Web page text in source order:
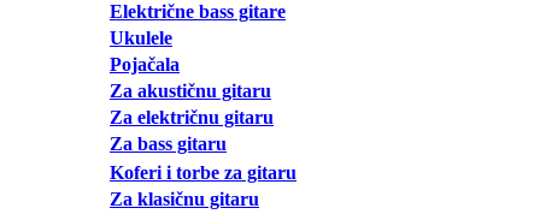
Električne bass gitare
Ukulele
Pojačala
Za akustičnu gitaru
Za električnu gitaru
Za bass gitaru
Koferi i torbe za gitaru
Za klasičnu gitaru